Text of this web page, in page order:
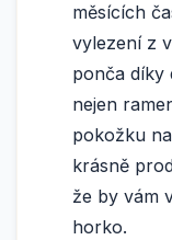
měsících
vylezení z
ponča díky
nejen
pokožku
krásně
že by vám
horko.